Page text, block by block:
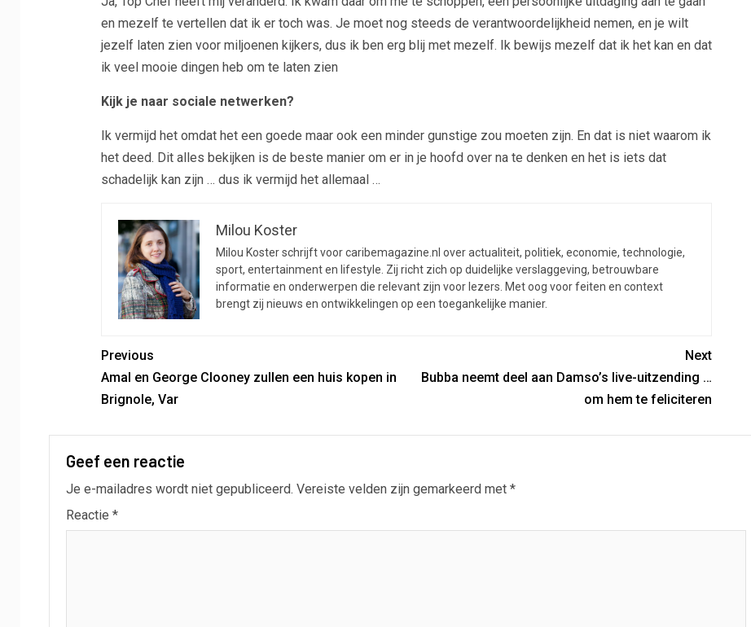
en mezelf te vertellen dat ik er toch was. Je moet nog steeds de verantwoordelijkheid nemen, en je wilt
jezelf laten zien voor miljoenen kijkers, dus ik ben erg blij met mezelf. Ik bewijs mezelf dat ik het kan en dat
ik veel mooie dingen heb om te laten zien
Kijk je naar sociale netwerken?
Ik vermijd het omdat het een goede maar ook een minder gunstige zou moeten zijn. En dat is niet waarom ik
het deed. Dit alles bekijken is de beste manier om er in je hoofd over na te denken en het is iets dat
schadelijk kan zijn … dus ik vermijd het allemaal …
Milou Koster
Milou Koster schrijft voor caribemagazine.nl over actualiteit, politiek, economie, technologie,
sport, entertainment en lifestyle. Zij richt zich op duidelijke verslaggeving, betrouwbare
informatie en onderwerpen die relevant zijn voor lezers. Met oog voor feiten en context
brengt zij nieuws en ontwikkelingen op een toegankelijke manier.
Previous
Amal en George Clooney zullen een huis kopen in
Brignole, Var
Next
Bubba neemt deel aan Damso’s live-uitzending …
om hem te feliciteren
Geef een reactie
Je e-mailadres wordt niet gepubliceerd. Vereiste velden zijn gemarkeerd met *
Reactie *